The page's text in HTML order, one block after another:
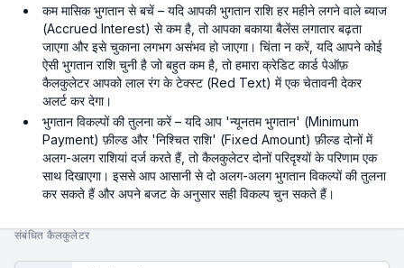
कम मासिक भुगतान से बचें – यदि आपकी भुगतान राशि हर महीने लगने वाले ब्याज
(Accrued Interest) से कम है, तो आपका बकाया बैलेंस लगातार बढ़ता
जाएगा और इसे चुकाना लगभग असंभव हो जाएगा। चिंता न करें, यदि आपने कोई
ऐसी भुगतान राशि चुनी है जो बहुत कम है, तो हमारा क्रेडिट कार्ड पेऑफ़
कैलकुलेटर आपको लाल रंग के टेक्स्ट (Red Text) में एक चेतावनी देकर
अलर्ट कर देगा।
भुगतान विकल्पों की तुलना करें – यदि आप 'न्यूनतम भुगतान' (Minimum
Payment) फ़ील्ड और 'निश्चित राशि' (Fixed Amount) फ़ील्ड दोनों में
अलग-अलग राशियां दर्ज करते हैं, तो कैलकुलेटर दोनों परिदृश्यों के परिणाम एक
साथ दिखाएगा। इससे आप आसानी से दो अलग-अलग भुगतान विकल्पों की तुलना
कर सकते हैं और अपने बजट के अनुसार सही विकल्प चुन सकते हैं।
संबंधित कैलकुलेटर